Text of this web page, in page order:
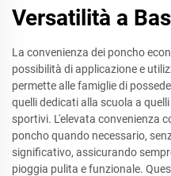
Versatilità a
La convenienza dei poncho
possibilità di applicazione e
permette alle famiglie di
quelli dedicati alla scuola a
sportivi. L'elevata convenienza
poncho quando necessario,
significativo, assicurando
pioggia pulita e funzionale.